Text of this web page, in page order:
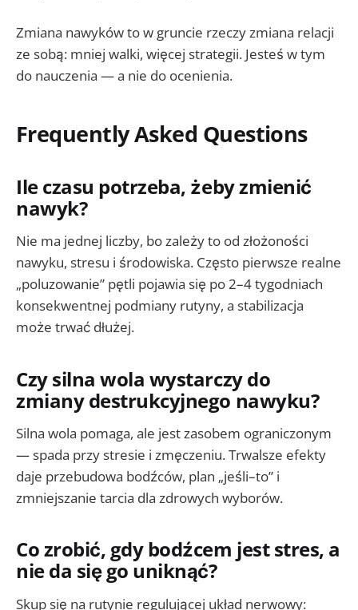
Zmiana nawyków to w gruncie rzeczy zmiana relacji
ze sobą: mniej walki, więcej strategii. Jesteś w tym
do nauczenia — a nie do ocenienia.
Frequently Asked Questions
Ile czasu potrzeba, żeby zmienić
nawyk?
Nie ma jednej liczby, bo zależy to od złożoności
nawyku, stresu i środowiska. Często pierwsze realne
„poluzowanie” pętli pojawia się po 2–4 tygodniach
konsekwentnej podmiany rutyny, a stabilizacja
może trwać dłużej.
Czy silna wola wystarczy do
zmiany destrukcyjnego nawyku?
Silna wola pomaga, ale jest zasobem ograniczonym
— spada przy stresie i zmęczeniu. Trwalsze efekty
daje przebudowa bodźców, plan „jeśli–to” i
zmniejszanie tarcia dla zdrowych wyborów.
Co zrobić, gdy bodźcem jest stres, a
nie da się go uniknąć?
Skup się na rutynie regulującej układ nerwowy: